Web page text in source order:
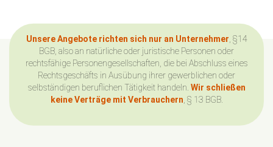
Unsere Angebote richten sich nur an Unternehmer , §14
BGB, also an natürliche oder juristische Personen oder
rechtsfähige Personengesellschaften, die bei Abschluss eines
Rechtsgeschäfts in Ausübung ihrer gewerblichen oder
selbständigen beruflichen Tätigkeit handeln. Wir schließen
keine Verträge mit Verbrauchern , § 13 BGB.